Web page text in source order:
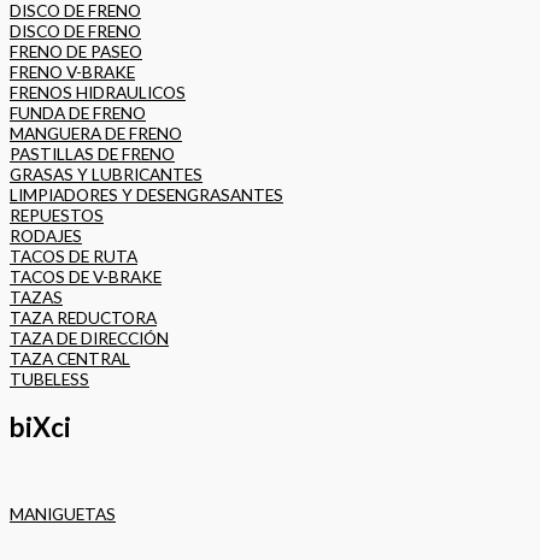
DISCO DE FRENO
DISCO DE FRENO
FRENO DE PASEO
FRENO V-BRAKE
FRENOS HIDRAULICOS
FUNDA DE FRENO
MANGUERA DE FRENO
PASTILLAS DE FRENO
GRASAS Y LUBRICANTES
LIMPIADORES Y DESENGRASANTES
REPUESTOS
RODAJES
TACOS DE RUTA
TACOS DE V-BRAKE
TAZAS
TAZA REDUCTORA
TAZA DE DIRECCIÓN
TAZA CENTRAL
TUBELESS
biXci
MANIGUETAS